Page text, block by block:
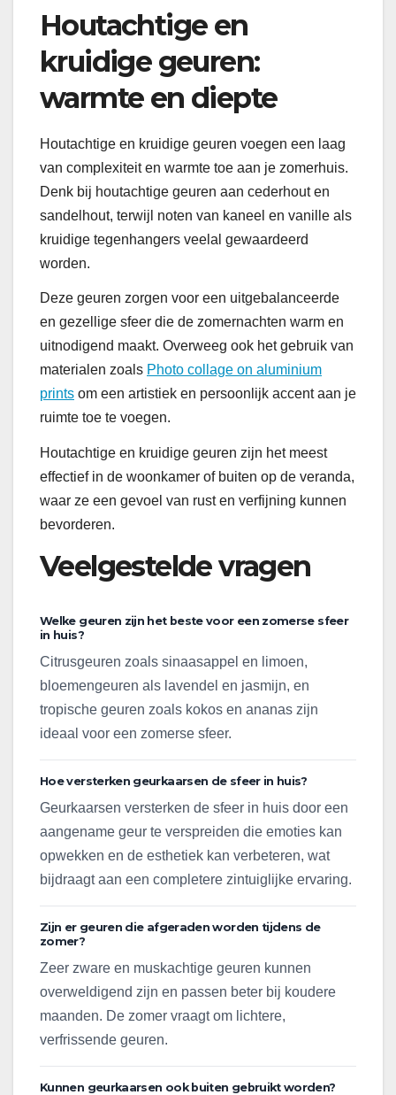
Houtachtige en
kruidige geuren:
warmte en diepte
Houtachtige en kruidige geuren voegen een laag
van complexiteit en warmte toe aan je zomerhuis.
Denk bij houtachtige geuren aan cederhout en
sandelhout, terwijl noten van kaneel en vanille als
kruidige tegenhangers veelal gewaardeerd
worden.
Deze geuren zorgen voor een uitgebalanceerde
en gezellige sfeer die de zomernachten warm en
uitnodigend maakt. Overweeg ook het gebruik van
materialen zoals Photo collage on aluminium
prints om een artistiek en persoonlijk accent aan je
ruimte toe te voegen.
Houtachtige en kruidige geuren zijn het meest
effectief in de woonkamer of buiten op de veranda,
waar ze een gevoel van rust en verfijning kunnen
bevorderen.
Veelgestelde vragen
Welke geuren zijn het beste voor een zomerse sfeer
in huis?
Citrusgeuren zoals sinaasappel en limoen,
bloemengeuren als lavendel en jasmijn, en
tropische geuren zoals kokos en ananas zijn
ideaal voor een zomerse sfeer.
Hoe versterken geurkaarsen de sfeer in huis?
Geurkaarsen versterken de sfeer in huis door een
aangename geur te verspreiden die emoties kan
opwekken en de esthetiek kan verbeteren, wat
bijdraagt aan een completere zintuiglijke ervaring.
Zijn er geuren die afgeraden worden tijdens de
zomer?
Zeer zware en muskachtige geuren kunnen
overweldigend zijn en passen beter bij koudere
maanden. De zomer vraagt om lichtere,
verfrissende geuren.
Kunnen geurkaarsen ook buiten gebruikt worden?